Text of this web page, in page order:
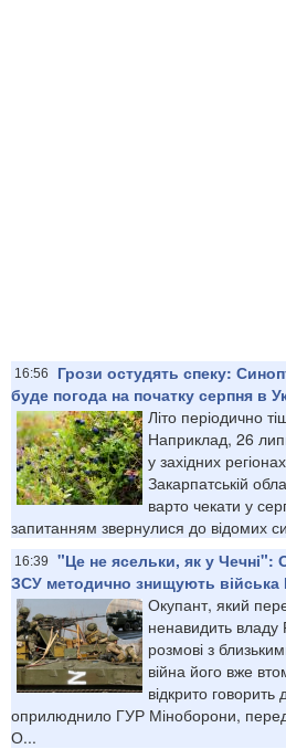
16:56
Грози остудять спеку:
буде погода на початку серпня в
Літо періодично
Наприклад, 26
у західних
Закарпатській
варто чекати у
запитанням звернулися до відомих
16:39
"Це не ясельки, як у Чечні":
ЗСУ методично знищують війська
Окупант, який
ненавидить
розмові з
війна його вже
відкрито
оприлюднило ГУР Міноборони,
О...